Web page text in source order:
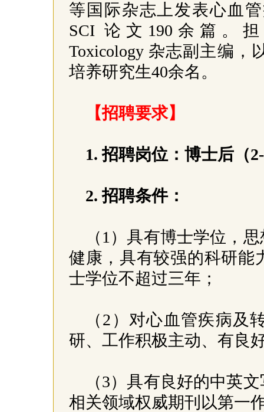
等国际杂志上发表心血
SCI 论文190余篇。担
Toxicology 杂志副主编，
培养研究生40余名。
【招聘要求】
1. 招聘岗位：博士后（
2. 招聘条件：
（1）具有博士学位，
健康，具有较强的科研能
士学位不超过三年；
（2）对心血管疾病及
研、工作积极主动、有良
（3）具有良好的中英
相关领域权威期刊以第一